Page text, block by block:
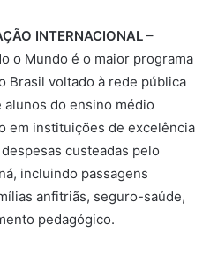
INTERNACIONAL –
o Mundo é o maior programa
Brasil voltado à rede pública
do ensino médio
em instituições de excelência
custeadas pelo
incluindo passagens
anfitriãs, seguro-saúde,
pedagógico.